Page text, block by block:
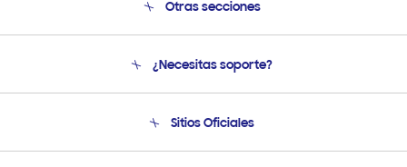
Otras secciones
Soporte
Condiciones de Compra
¿Necesitas soporte?
Soporte vía eMail
Sitios Oficiales